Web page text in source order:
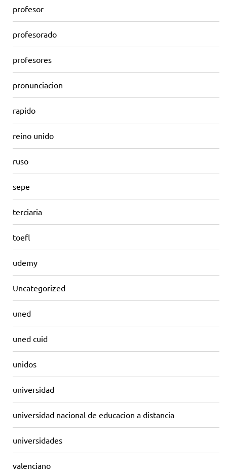
profesor
profesorado
profesores
pronunciacion
rapido
reino unido
ruso
sepe
terciaria
toefl
udemy
Uncategorized
uned
uned cuid
unidos
universidad
universidad nacional de educacion a distancia
universidades
valenciano